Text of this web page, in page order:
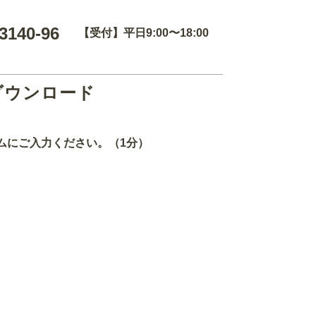
96 【受付】平日9:00〜18:00
ンロード
にご入力ください。（1分）